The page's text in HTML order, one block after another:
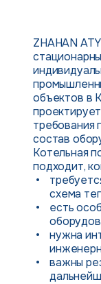
ZHAHAN
объектов в
требования
состав
Котельная
подходит,
схема
есть
нужна
важны